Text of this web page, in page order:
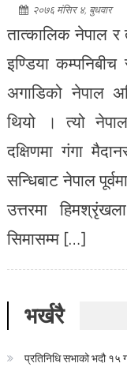
२०७६ मंसिर ४, बुधवार
तात्कालिक नेपाल र
इण्डिया
अगाडिको नेपाल
थियो । त्यो
दक्षिणमा गंगा
सन्धिबाट नेपाल
उत्तरमा
सिमासम्म […]
भर्खरै
प्रतिनिधि सभाको भदौ १५